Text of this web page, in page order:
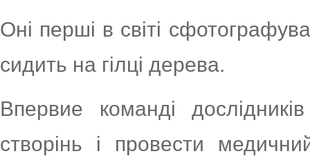
Оні перші в світі
сидить на гілці дерева.
Впервие команді
створінь і провести